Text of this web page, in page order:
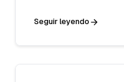
Seguir leyendo